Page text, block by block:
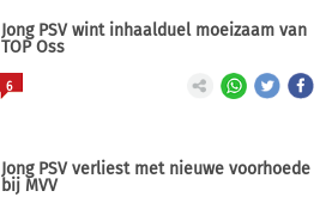
Jong PSV wint inhaalduel moeizaam van
TOP Oss
6
Jong PSV verliest met nieuwe voorhoede
bij MVV